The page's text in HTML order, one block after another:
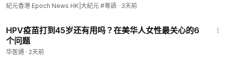
紀元香港 Epoch News HK|大紀元 #粵語 · 3天前
HPV疫苗打到45岁还有用吗？在美华人女性最关心的6
个问题
华医通 · 2天前